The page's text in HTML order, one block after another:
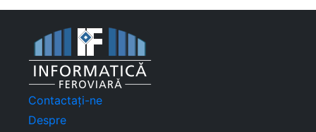
Contactați-ne
Despre